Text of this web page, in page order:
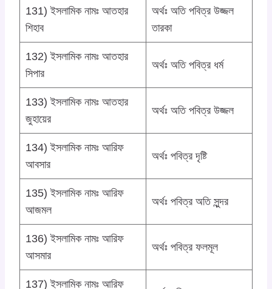
131) ইসলামিক নামঃ আতহার
শিহাব
অর্থঃ অতি পবিত্র উজ্জল
তারকা
132) ইসলামিক নামঃ আতহার
সিপার
অর্থঃ অতি পবিত্র ধর্ম
133) ইসলামিক নামঃ আতহার
জুহায়ের
অর্থঃ অতি পবিত্র উজ্জল
134) ইসলামিক নামঃ আরিফ
আবসার
অর্থঃ পবিত্র দৃষ্টি
135) ইসলামিক নামঃ আরিফ
আজমল
অর্থঃ পবিত্র অতি সুন্দর
136) ইসলামিক নামঃ আরিফ
আসমার
অর্থঃ পবিত্র ফলমূল
137) ইসলামিক নামঃ আরিফ